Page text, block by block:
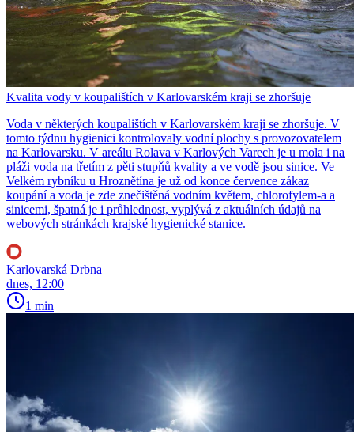
Kvalita vody v koupalištích v Karlovarském kraji se zhoršuje
Voda v některých koupalištích v Karlovarském kraji se zhoršuje. V
tomto týdnu hygienici kontrolovaly vodní plochy s provozovatelem
na Karlovarsku. V areálu Rolava v Karlových Varech je u mola i na
pláži voda na třetím z pěti stupňů kvality a ve vodě jsou sinice. Ve
Velkém rybníku u Hroznětína je už od konce července zákaz
koupání a voda je zde znečištěná vodním květem, chlorofylem-a a
sinicemi, špatná je i průhlednost, vyplývá z aktuálních údajů na
webových stránkách krajské hygienické stanice.
Karlovarská Drbna
dnes, 12:00
1 min